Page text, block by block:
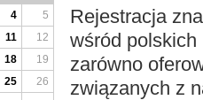
Rejestracja
wśród polskich
zarówno
związanych z
4
5
11
12
18
19
25
26